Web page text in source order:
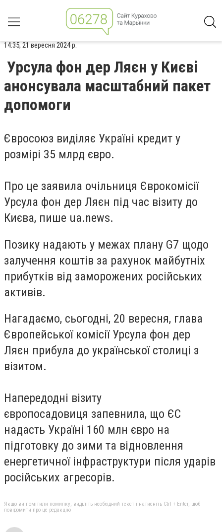
14:35, 21 вересня 2024 р.
Урсула фон дер Ляєн у Києві
анонсувала масштабний пакет
допомоги
Євросоюз виділяє Україні кредит у
розмірі 35 млрд євро.
Про це заявила очільниця Єврокомісії
Урсула фон дер Ляєн під час візиту до
Києва, пише ua.news.
Позику надають у межах плану G7 щодо
залучення коштів за рахунок майбутніх
прибутків від заморожених російських
активів.
Нагадаємо, сьогодні, 20 вересня, глава
Європейської комісії Урсула фон дер
Ляєн прибула до української столиці з
візитом.
Напередодні візиту
європосадовиця запевнила, що ЄС
надасть Україні 160 млн євро на
підготовку до зими та відновлення
енергетичної інфраструктури після ударів
російських агресорів.
Якщо ви помітили помилку, виділіть необхідний текст і натисніть Ctrl + Enter, щоб
повідомити про це редакцію